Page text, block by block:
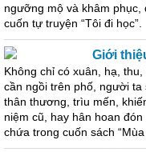
ngưỡng mộ và khâm phục,
cuốn tự truyện “Tôi đi học”.
Giới
Không chỉ có xuân, hạ,
cần ngồi trên phố, người ta
thân thương, trìu mến,
niệm cũ, hay hân hoan
chứa trong cuốn sách “Mùa